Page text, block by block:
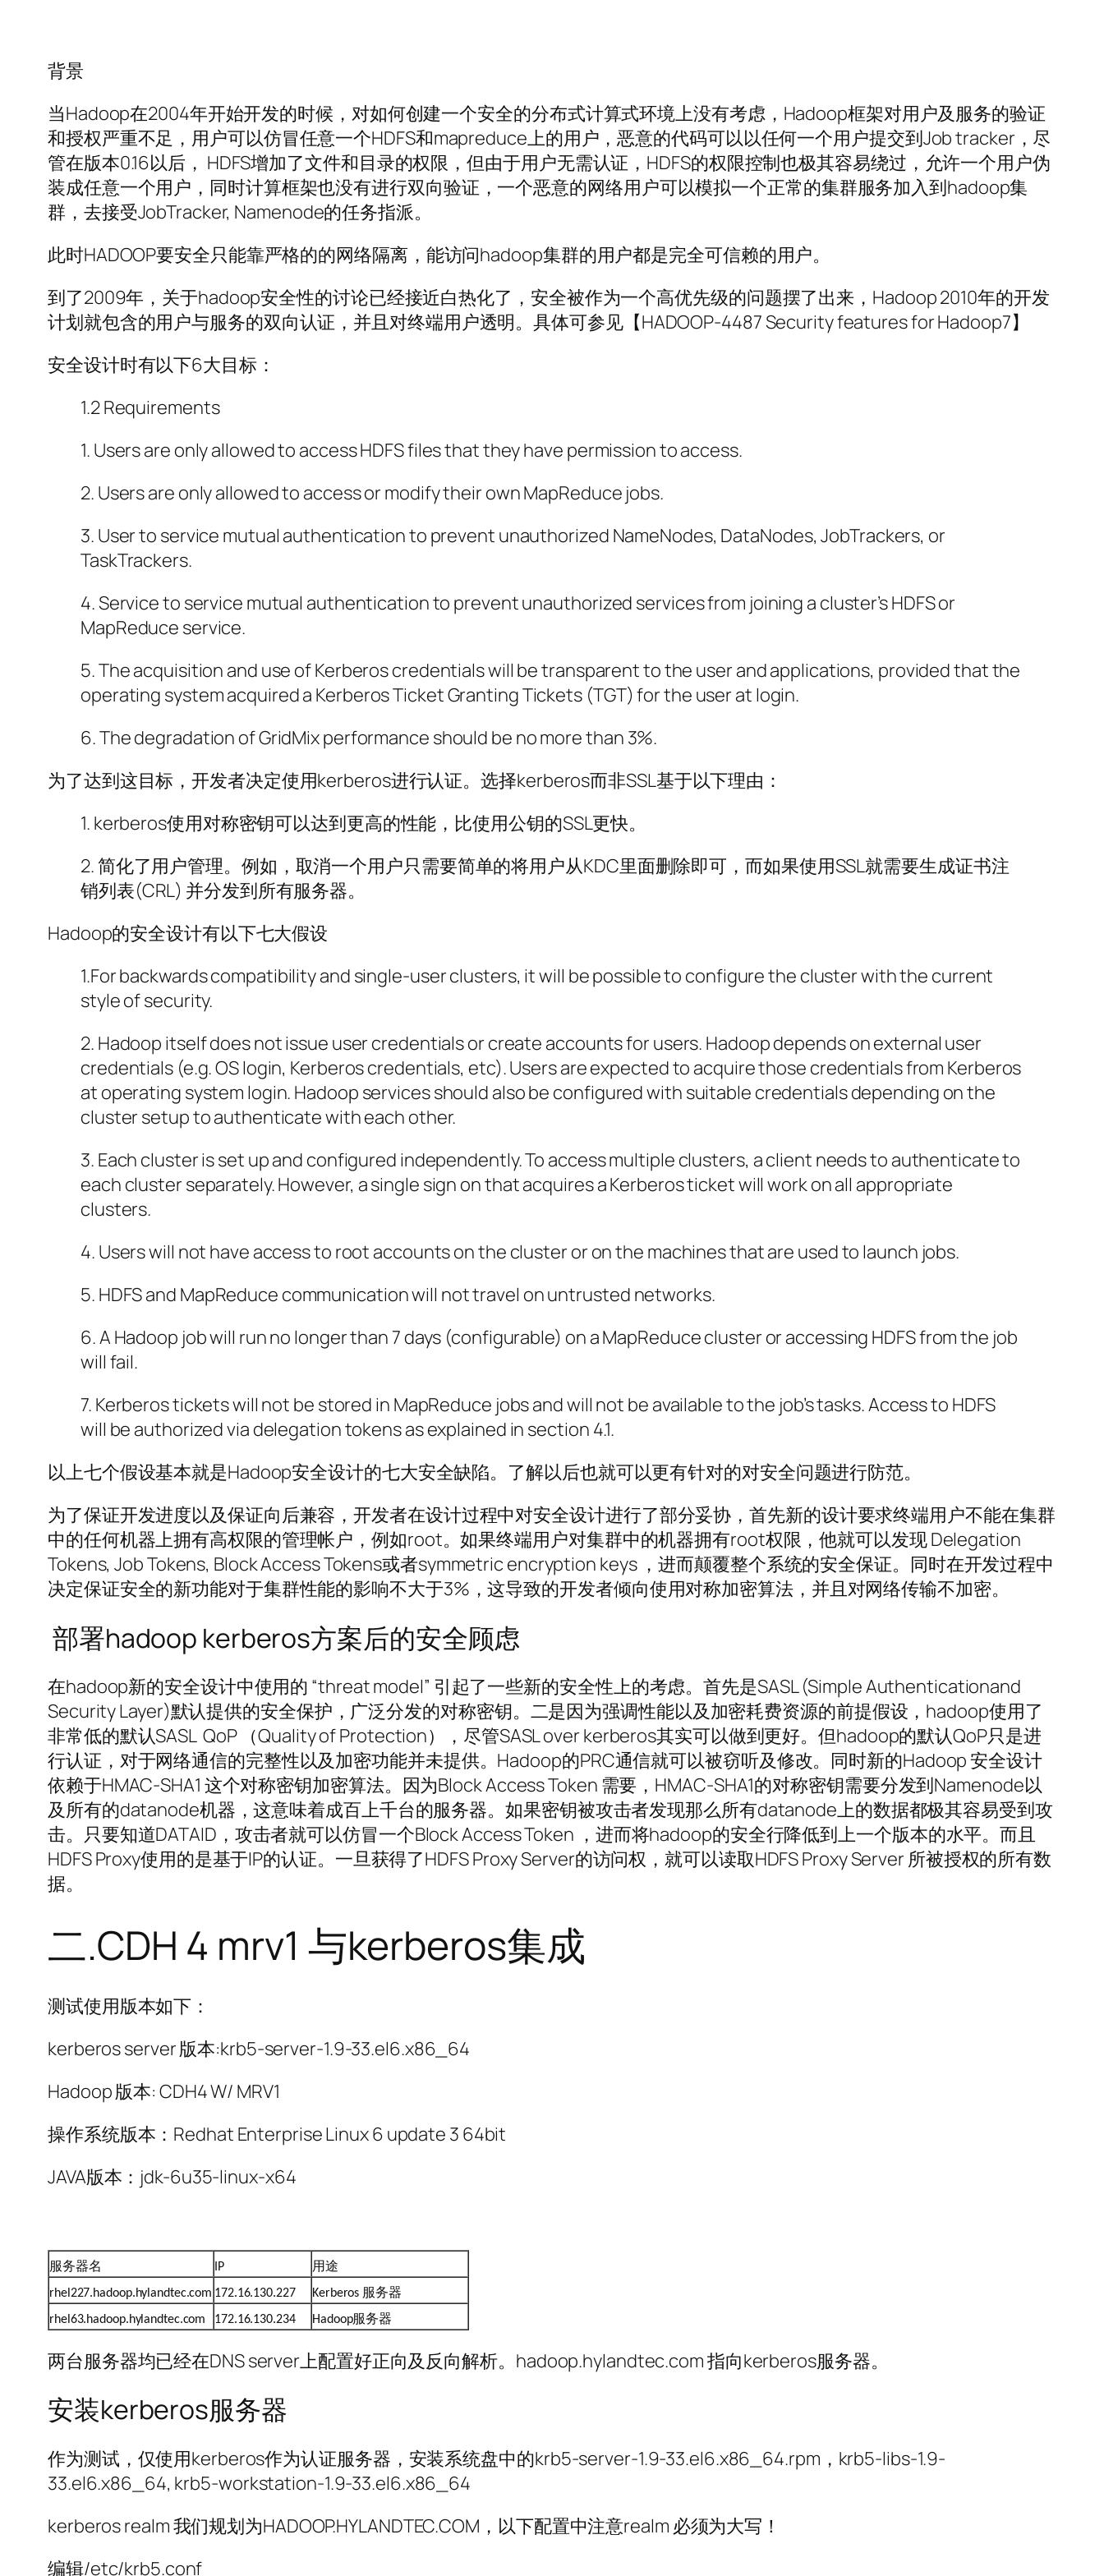
背景
当Hadoop在2004年开始开发的时候，对如何创建一个安全的分布式计算式环境上没有考虑，Hadoop框架对用户及服务的验证
和授权严重不足，用户可以仿冒任意一个HDFS和mapreduce上的用户，恶意的代码可以以任何一个用户提交到Job tracker，尽
管在版本0.16以后， HDFS增加了文件和目录的权限，但由于用户无需认证，HDFS的权限控制也极其容易绕过，允许一个用户伪
装成任意一个用户，同时计算框架也没有进行双向验证，一个恶意的网络用户可以模拟一个正常的集群服务加入到hadoop集
群，去接受JobTracker, Namenode的任务指派。
此时HADOOP要安全只能靠严格的的网络隔离，能访问hadoop集群的用户都是完全可信赖的用户。
到了2009年，关于hadoop安全性的讨论已经接近白热化了，安全被作为一个高优先级的问题摆了出来，Hadoop 2010年的开发
计划就包含的用户与服务的双向认证，并且对终端用户透明。具体可参见【HADOOP-4487 Security features for Hadoop7】
安全设计时有以下6大目标：
1.2 Requirements
1. Users are only allowed to access HDFS files that they have permission to access.
2. Users are only allowed to access or modify their own MapReduce jobs.
3. User to service mutual authentication to prevent unauthorized NameNodes, DataNodes, JobTrackers, or
TaskTrackers.
4. Service to service mutual authentication to prevent unauthorized services from joining a cluster’s HDFS or
MapReduce service.
5. The acquisition and use of Kerberos credentials will be transparent to the user and applications, provided that the
operating system acquired a Kerberos Ticket Granting Tickets (TGT) for the user at login.
6. The degradation of GridMix performance should be no more than 3%.
为了达到这目标，开发者决定使用kerberos进行认证。选择kerberos而非SSL基于以下理由：
1. kerberos使用对称密钥可以达到更高的性能，比使用公钥的SSL更快。
2. 简化了用户管理。例如，取消一个用户只需要简单的将用户从KDC里面删除即可，而如果使用SSL就需要生成证书注
销列表(CRL) 并分发到所有服务器。
Hadoop的安全设计有以下七大假设
1.For backwards compatibility and single-user clusters, it will be possible to configure the cluster with the current
style of security.
2. Hadoop itself does not issue user credentials or create accounts for users. Hadoop depends on external user
credentials (e.g. OS login, Kerberos credentials, etc). Users are expected to acquire those credentials from Kerberos
at operating system login. Hadoop services should also be configured with suitable credentials depending on the
cluster setup to authenticate with each other.
3. Each cluster is set up and configured independently. To access multiple clusters, a client needs to authenticate to
each cluster separately. However, a single sign on that acquires a Kerberos ticket will work on all appropriate
clusters.
4. Users will not have access to root accounts on the cluster or on the machines that are used to launch jobs.
5. HDFS and MapReduce communication will not travel on untrusted networks.
6. A Hadoop job will run no longer than 7 days (configurable) on a MapReduce cluster or accessing HDFS from the job
will fail.
7. Kerberos tickets will not be stored in MapReduce jobs and will not be available to the job’s tasks. Access to HDFS
will be authorized via delegation tokens as explained in section 4.1.
以上七个假设基本就是Hadoop安全设计的七大安全缺陷。了解以后也就可以更有针对的对安全问题进行防范。
为了保证开发进度以及保证向后兼容，开发者在设计过程中对安全设计进行了部分妥协，首先新的设计要求终端用户不能在集群
中的任何机器上拥有高权限的管理帐户，例如root。如果终端用户对集群中的机器拥有root权限，他就可以发现 Delegation
Tokens, Job Tokens, Block Access Tokens或者symmetric encryption keys ，进而颠覆整个系统的安全保证。同时在开发过程中
决定保证安全的新功能对于集群性能的影响不大于3%，这导致的开发者倾向使用对称加密算法，并且对网络传输不加密。
部署hadoop kerberos方案后的安全顾虑
在hadoop新的安全设计中使用的 “threat model” 引起了一些新的安全性上的考虑。首先是SASL (Simple Authenticationand
Security Layer)默认提供的安全保护，广泛分发的对称密钥。二是因为强调性能以及加密耗费资源的前提假设，hadoop使用了
非常低的默认SASL QoP （Quality of Protection），尽管SASL over kerberos其实可以做到更好。但hadoop的默认QoP只是进
行认证，对于网络通信的完整性以及加密功能并未提供。Hadoop的PRC通信就可以被窃听及修改。同时新的Hadoop 安全设计
依赖于HMAC-SHA1 这个对称密钥加密算法。因为Block Access Token 需要，HMAC-SHA1的对称密钥需要分发到Namenode以
及所有的datanode机器，这意味着成百上千台的服务器。如果密钥被攻击者发现那么所有datanode上的数据都极其容易受到攻
击。只要知道DATAID，攻击者就可以仿冒一个Block Access Token ，进而将hadoop的安全行降低到上一个版本的水平。而且
HDFS Proxy使用的是基于IP的认证。一旦获得了HDFS Proxy Server的访问权，就可以读取HDFS Proxy Server 所被授权的所有数
据。
二.CDH 4 mrv1 与kerberos集成
测试使用版本如下：
kerberos server 版本:krb5-server-1.9-33.el6.x86_64
Hadoop 版本: CDH4 W/ MRV1
操作系统版本：Redhat Enterprise Linux 6 update 3 64bit
JAVA版本：jdk-6u35-linux-x64
服务器名 IP 用途
rhel227.hadoop.hylandtec.com 172.16.130.227 Kerberos 服务器
rhel63.hadoop.hylandtec.com 172.16.130.234 Hadoop服务器
两台服务器均已经在DNS server上配置好正向及反向解析。hadoop.hylandtec.com 指向kerberos服务器。
安装kerberos服务器
作为测试，仅使用kerberos作为认证服务器，安装系统盘中的krb5-server-1.9-33.el6.x86_64.rpm，krb5-libs-1.9-
33.el6.x86_64, krb5-workstation-1.9-33.el6.x86_64
kerberos realm 我们规划为HADOOP.HYLANDTEC.COM，以下配置中注意realm 必须为大写！
编辑/etc/krb5.conf